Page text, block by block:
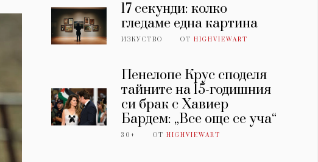
17 секунди: колко
гледаме една картина
ИЗКУСТВО ОТHIGHVIEWART
Пенелопе Крус споделя
тайните на 15-годишния
си брак с Хавиер
Бардем: „Все още се уча“
30+ ОТHIGHVIEWART